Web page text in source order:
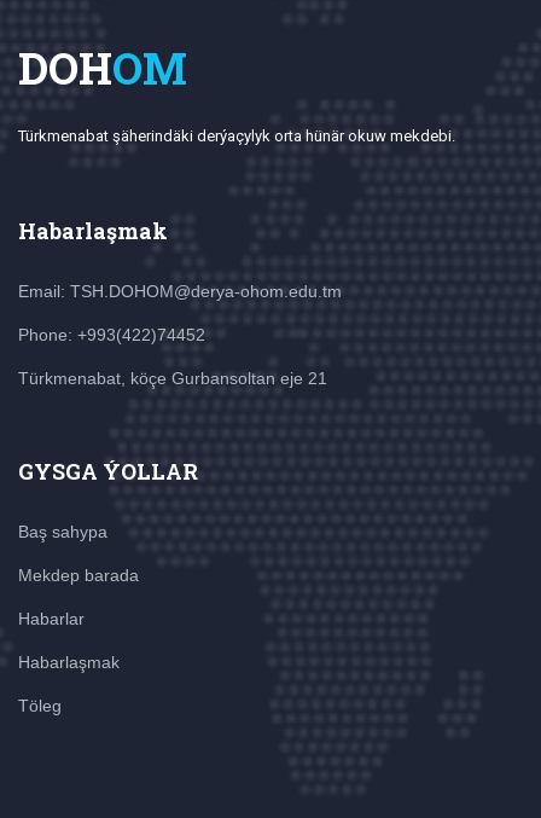
DOHOM
Türkmenabat şäherindäki derýaçylyk orta hünär okuw mekdebi.
Habarlaşmak
Email: TSH.DOHOM@derya-ohom.edu.tm
Phone: +993(422)74452
Türkmenabat, köçe Gurbansoltan eje 21
GYSGA ÝOLLAR
Baş sahypa
Mekdep barada
Habarlar
Habarlaşmak
Töleg